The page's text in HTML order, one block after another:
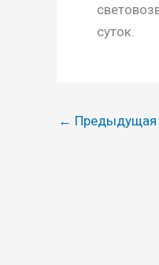
суток.
← Предыдущая